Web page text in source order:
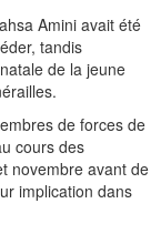
Amini avait été
tandis
de la jeune
de forces de
cours des
novembre avant de
implication dans